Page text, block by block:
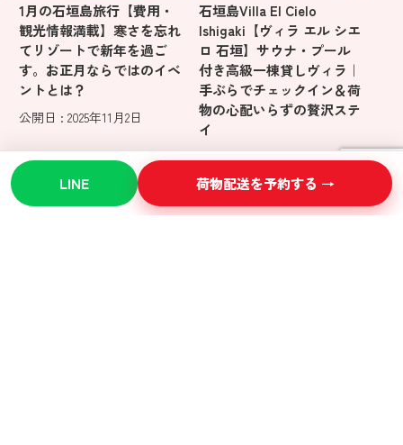
1月の石垣島旅行【費用・
観光情報満載】寒さを忘れ
てリゾートで新年を過ご
す。お正月ならではのイベ
ントとは？
公開日 : 2025年11月2日
石垣島Villa El Cielo
Ishigaki【ヴィラ エル シエ
ロ 石垣】サウナ・プール
付き高級一棟貸しヴィラ｜
手ぶらでチェックイン＆荷
物の心配いらずの贅沢ステ
イ
公開日 : 2025年10月30日
LINE 荷物配送を予約する →